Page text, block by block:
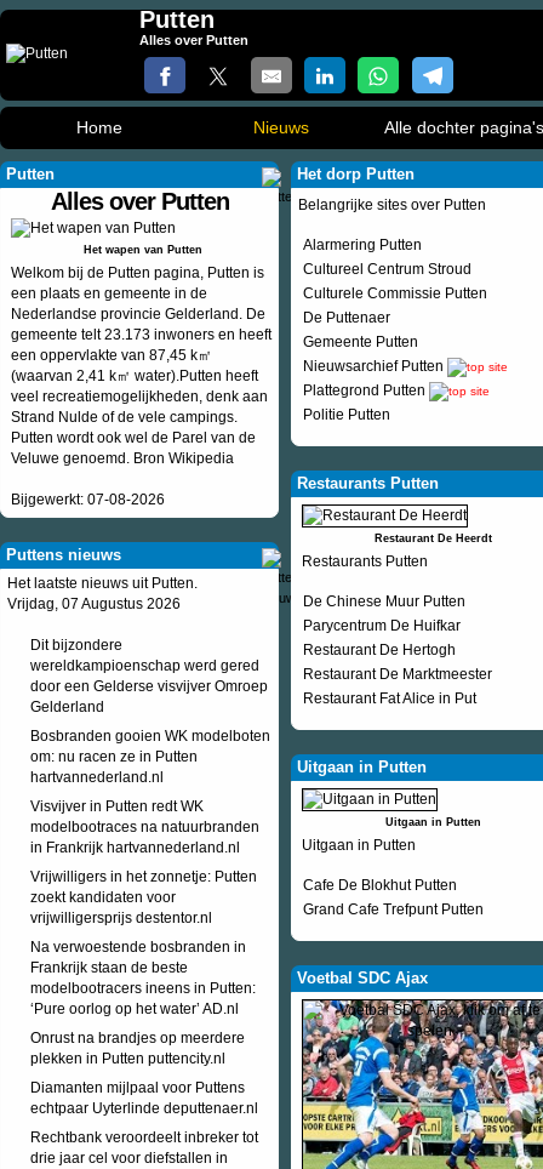
Putten
Alles over Putten
Home Nieuws Alle dochter pagina's
Putten
Alles over Putten
Het wapen van Putten
Welkom bij de Putten pagina, Putten is
een plaats en gemeente in de
Nederlandse provincie Gelderland. De
gemeente telt 23.173 inwoners en heeft
een oppervlakte van 87,45 k㎡
(waarvan 2,41 k㎡ water).Putten heeft
veel recreatiemogelijkheden, denk aan
Strand Nulde of de vele campings.
Putten wordt ook wel de Parel van de
Veluwe genoemd. Bron Wikipedia
Bijgewerkt: 07-08-2026
Puttens nieuws
Het laatste nieuws uit Putten.
Vrijdag, 07 Augustus 2026
Dit bijzondere
wereldkampioenschap werd gered
door een Gelderse visvijver Omroep
Gelderland
Bosbranden gooien WK modelboten
om: nu racen ze in Putten
hartvannederland.nl
Visvijver in Putten redt WK
modelbootraces na natuurbranden
in Frankrijk hartvannederland.nl
Vrijwilligers in het zonnetje: Putten
zoekt kandidaten voor
vrijwilligersprijs destentor.nl
Na verwoestende bosbranden in
Frankrijk staan de beste
modelbootracers ineens in Putten:
‘Pure oorlog op het water’ AD.nl
Onrust na brandjes op meerdere
plekken in Putten puttencity.nl
Diamanten mijlpaal voor Puttens
echtpaar Uyterlinde deputtenaer.nl
Rechtbank veroordeelt inbreker tot
drie jaar cel voor diefstallen in
Het dorp Putten
Belangrijke sites over Putten
Alarmering Putten
Cultureel Centrum Stroud
Culturele Commissie Putten
De Puttenaer
Gemeente Putten
Nieuwsarchief Putten
Plattegrond Putten
Politie Putten
Restaurants Putten
Restaurant De Heerdt
Restaurants Putten
De Chinese Muur Putten
Parycentrum De Huifkar
Restaurant De Hertogh
Restaurant De Marktmeester
Restaurant Fat Alice in Put
Uitgaan in Putten
Uitgaan in Putten
Uitgaan in Putten
Cafe De Blokhut Putten
Grand Cafe Trefpunt Putten
Voetbal SDC Ajax